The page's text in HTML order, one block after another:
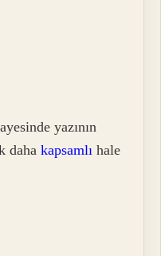
yazının
dahakapsamlı hale